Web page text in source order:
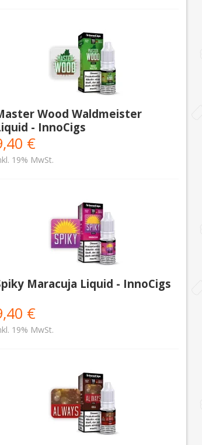
Wood Waldmeister
- InnoCigs
€
19% MwSt.
Maracuja Liquid - InnoCigs
€
19% MwSt.